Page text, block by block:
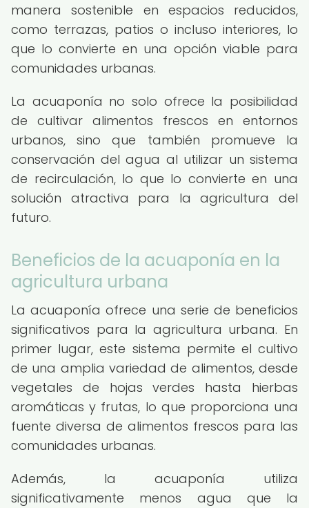
manera sostenible en espacios reducidos,
como terrazas, patios o incluso interiores, lo
que lo convierte en una opción viable para
comunidades urbanas.
La acuaponía no solo ofrece la posibilidad
de cultivar alimentos frescos en entornos
urbanos, sino que también promueve la
conservación del agua al utilizar un sistema
de recirculación, lo que lo convierte en una
solución atractiva para la agricultura del
futuro.
Beneficios de la acuaponía en la
agricultura urbana
La acuaponía ofrece una serie de beneficios
significativos para la agricultura urbana. En
primer lugar, este sistema permite el cultivo
de una amplia variedad de alimentos, desde
vegetales de hojas verdes hasta hierbas
aromáticas y frutas, lo que proporciona una
fuente diversa de alimentos frescos para las
comunidades urbanas.
Además, la acuaponía utiliza
significativamente menos agua que la